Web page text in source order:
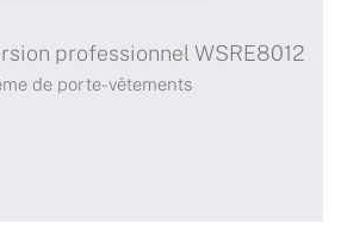
de porte-vêtements
professionnel WSRE8012
de porte-vêtements